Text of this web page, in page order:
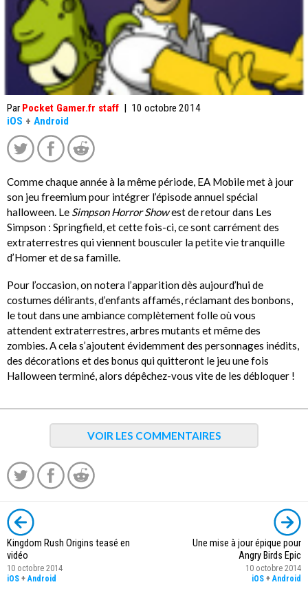
Par Pocket Gamer.fr staff | 10 octobre 2014
iOS + Android
Comme chaque année à la même période, EA Mobile met à jour
son jeu freemium pour intégrer l’épisode annuel spécial
halloween. Le Simpson Horror Showest de retour dans Les
Simpson : Springfield, et cette fois-ci, ce sont carrément des
extraterrestres qui viennent bousculer la petite vie tranquille
d’Homer et de sa famille.
Pour l’occasion, on notera l’apparition dès aujourd’hui de
costumes délirants, d’enfants affamés, réclamant des bonbons,
le tout dans une ambiance complètement folle où vous
attendent extraterrestres, arbres mutants et même des
zombies. A cela s’ajoutent évidemment des personnages inédits,
des décorations et des bonus qui quitteront le jeu une fois
Halloween terminé, alors dépêchez-vous vite de les débloquer !
VOIR LES COMMENTAIRES
Kingdom Rush Origins teasé en
vidéo
10 octobre 2014
iOS + Android
Une mise à jour épique pour
Angry Birds Epic
10 octobre 2014
iOS + Android